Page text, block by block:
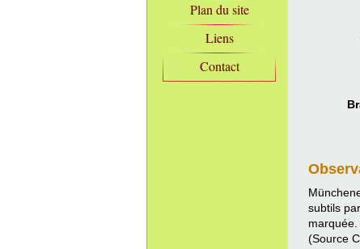
Plan du site
Liens
Contact
subtils
(Source